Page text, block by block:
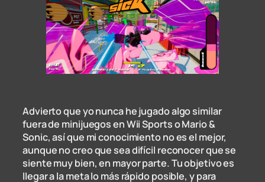
Advierto que yo nunca he jugado algo similar
fuera de minijuegos en Wii Sports o Mario &
Sonic, así que mi conocimiento no es el mejor,
aunque no creo que sea difícil reconocer que se
siente muy bien, en mayor parte. Tu objetivo es
llegar a la meta lo más rápido posible, y para